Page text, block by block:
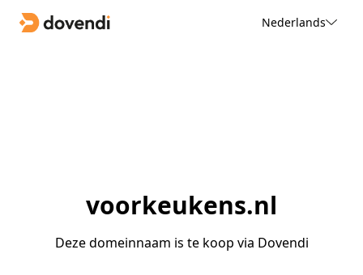
Nederlands
voorkeukens.nl
Deze domeinnaam is te koop via Dovendi